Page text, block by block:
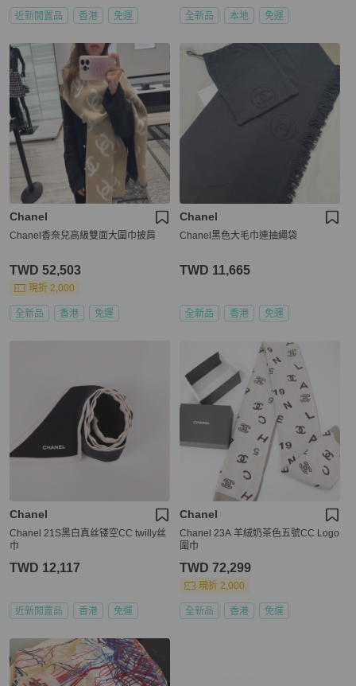
近新閒置品 香港 免運 全新品 本地 免運
Chanel
Chanel香奈兒高級雙面大圍巾披肩
TWD 52,503
現折 2,000
全新品 香港 免運
Chanel
Chanel黑色大毛巾連抽繩袋
TWD 11,665
全新品 香港 免運
Chanel
Chanel 21S黑白真丝镂空CC twilly丝
巾
TWD 12,117
近新閒置品 香港 免運
Chanel
Chanel 23A 羊絨奶茶色五號CC Logo
圍巾
TWD 72,299
現折 2,000
全新品 香港 免運